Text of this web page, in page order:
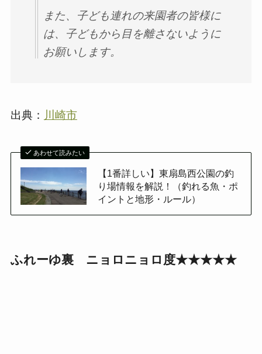
また、子ども連れの来園者の皆様に
は、子どもから目を離さないように
お願いします。
出典： 川崎市
あわせて読みたい
【1番詳しい】東扇島西公園の釣
り場情報を解説！（釣れる魚・ポ
イントと地形・ルール）
ふれーゆ裏 ニョロニョロ度★★★★★